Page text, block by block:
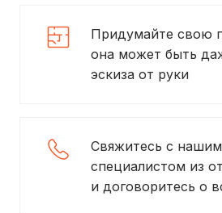
Придумайте свою
она может быть
эскиза от руки
Свяжитесь с нашим
специалистом из
и договоритесь о